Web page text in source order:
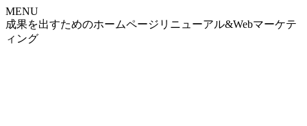
MENU
成果を出すためのホームページリニューアル&Webマーケテ
ィング